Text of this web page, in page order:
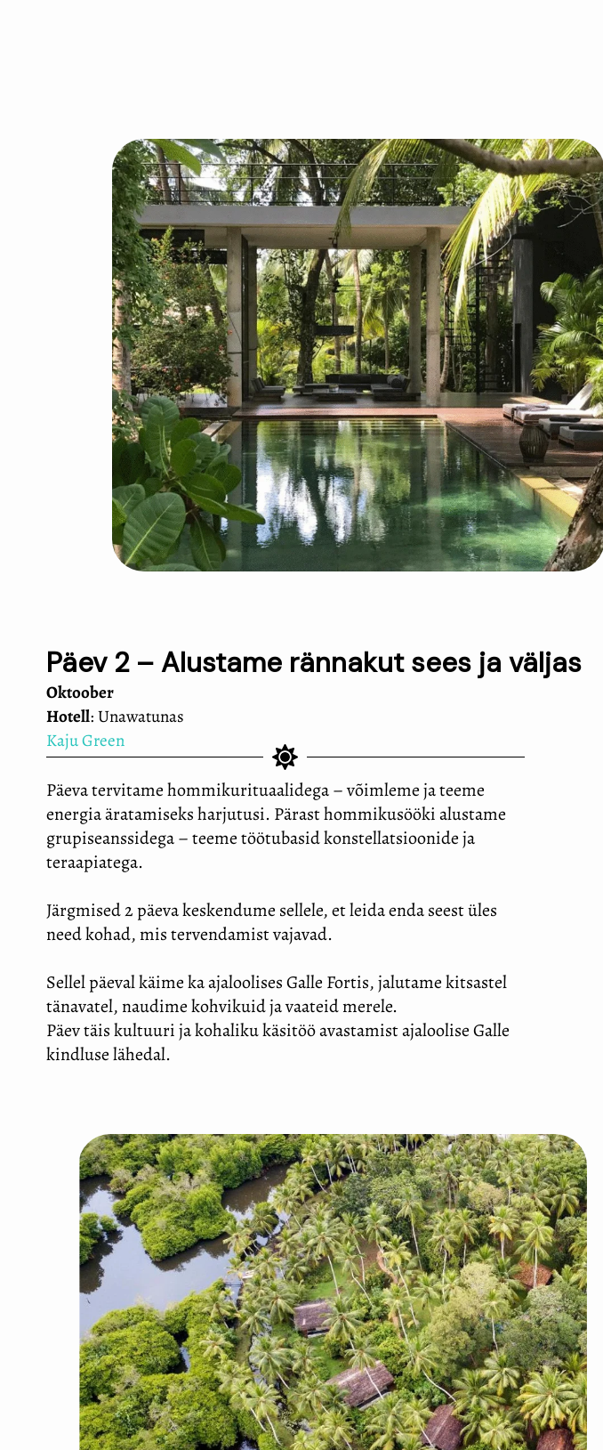
Päev 2 – Alustame rännakut sees ja väljas
Oktoober
Hotell: Unawatunas
Kaju Green
Päeva tervitame hommikurituaalidega – võimleme ja teeme
energia äratamiseks harjutusi. Pärast hommikusööki alustame
grupiseanssidega – teeme töötubasid konstellatsioonide ja
teraapiatega.
Järgmised 2 päeva keskendume sellele, et leida enda seest üles
need kohad, mis tervendamist vajavad.
Sellel päeval käime ka ajaloolises Galle Fortis, jalutame kitsastel
tänavatel, naudime kohvikuid ja vaateid merele.
Päev täis kultuuri ja kohaliku käsitöö avastamist ajaloolise Galle
kindluse lähedal.